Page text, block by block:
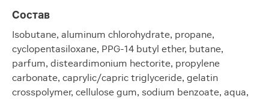
Состав
Isobutane, aluminum chlorohydrate, propane,
cyclopentasiloxane, PPG-14 butyl ether, butane,
parfum, disteardimonium hectorite, propylene
carbonate, caprylic/capric triglyceride, gelatin
crosspolymer, cellulose gum, sodium benzoate, aqua,